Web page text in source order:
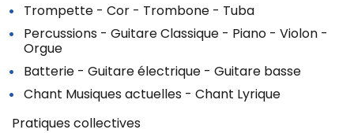
Trompette - Cor - Trombone - Tuba
Percussions - Guitare Classique - Piano - Violon -
Orgue
Batterie - Guitare électrique - Guitare basse
Chant Musiques actuelles - Chant Lyrique
Pratiques collectives